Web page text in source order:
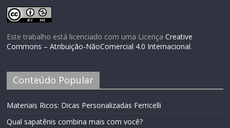
Este trabalho está licenciado com uma LicençaCreative
Commons – Atribuição-NãoComercial 4.0 Internacional.
Conteúdo Popular
Materiais Ricos: Dicas Personalizadas Ferricelli
Qual sapatênis combina mais com você?